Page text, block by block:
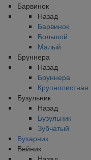
Барвинок
Назад
Барвинок
Большой
Малый
Бруннера
Назад
Бруннера
Крупнолистная
Бузульник
Назад
Бузульник
Зубчатый
Бухарник
Вейник